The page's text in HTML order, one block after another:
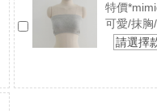
特價
可愛/抹胸
請選擇